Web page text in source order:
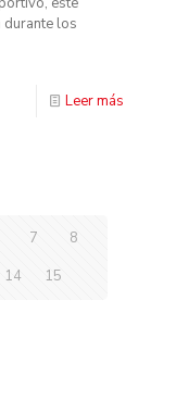
durante los
Leer más
7
8
14 15